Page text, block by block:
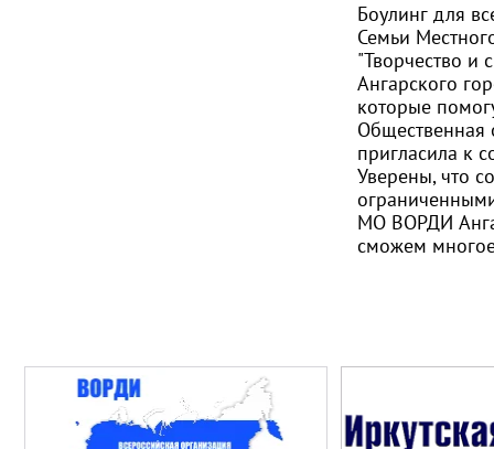
Боулинг для
Семьи
"Творчество и
Ангарского
которые
Общественная
пригласила к
Уверены, что
МО ВОРДИ
сможем